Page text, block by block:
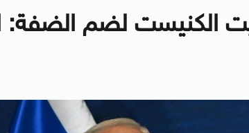
الكنيست لضم الضفة: